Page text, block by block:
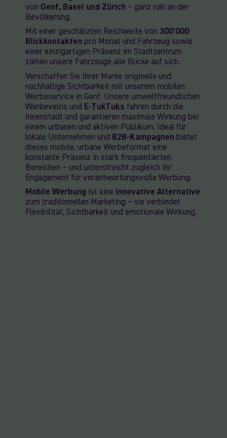
von Genf, Basel und Zürich – ganz nah an der
Bevölkerung.
Mit einer geschätzten Reichweite von 300’000
Blickkontakten pro Monat und Fahrzeug sowie
einer einzigartigen Präsenz im Stadtzentrum
ziehen unsere Fahrzeuge alle Blicke auf sich.
Verschaffen Sie Ihrer Marke originelle und
nachhaltige Sichtbarkeit mit unserem mobilen
Werbeservice in Genf. Unsere umweltfreundlichen
Werbevelos und E-TukTuks fahren durch die
Innenstadt und garantieren maximale Wirkung bei
einem urbanen und aktiven Publikum. Ideal für
lokale Unternehmen und B2B-Kampagnen bietet
dieses mobile, urbane Werbeformat eine
konstante Präsenz in stark frequentierten
Bereichen – und unterstreicht zugleich Ihr
Engagement für verantwortungsvolle Werbung.
Mobile Werbung ist eine innovative Alternative
zum traditionellen Marketing – sie verbindet
Flexibilität, Sichtbarkeit und emotionale Wirkung.